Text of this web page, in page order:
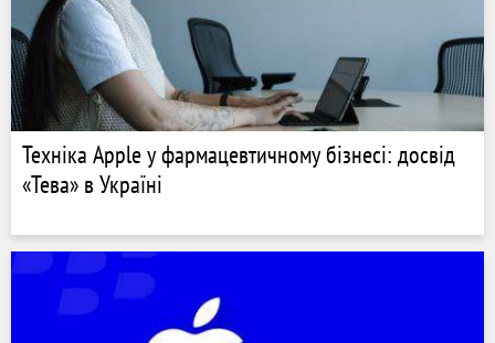
Техніка Apple у фармацевтичному бізнесі: досвід
«Тева» в Україні